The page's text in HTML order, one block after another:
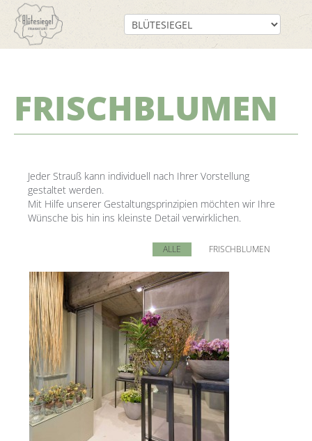
FRISCHBLUMEN
Jeder Strauß kann individuell nach Ihrer Vorstellung
gestaltet werden.
Mit Hilfe unserer Gestaltungsprinzipien möchten wir Ihre
Wünsche bis hin ins kleinste Detail verwirklichen.
ALLE FRISCHBLUMEN